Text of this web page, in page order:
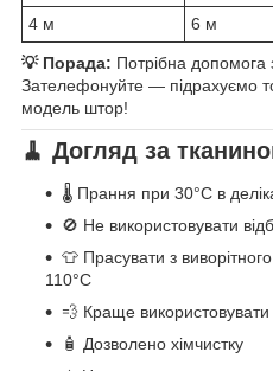
4 м
6 м
💡 Порада: Потрібна допомога
Зателефонуйте — підрахуємо
модель штор!
🧹 Догляд за
🌡️ Прання при 30°C в
🚫 Не використовувати
👕 Прасувати з
110°C
💨 Краще використовувати
🧴 Дозволено хімчистку